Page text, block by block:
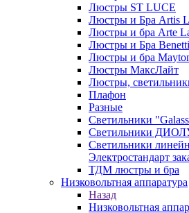
Люстры ST LUCE
Люстры и Бра Artis
Люстры и бра Arte
Люстры и Бра Benetti
Люстры и бра
Люстры МаксЛайт
Люстры,
Плафон
Разные
Светильники
Светильники
Светильники
Электростандарт
ТДМ люстры и бра
Низковольтная аппаратура
Назад
Низковольтная